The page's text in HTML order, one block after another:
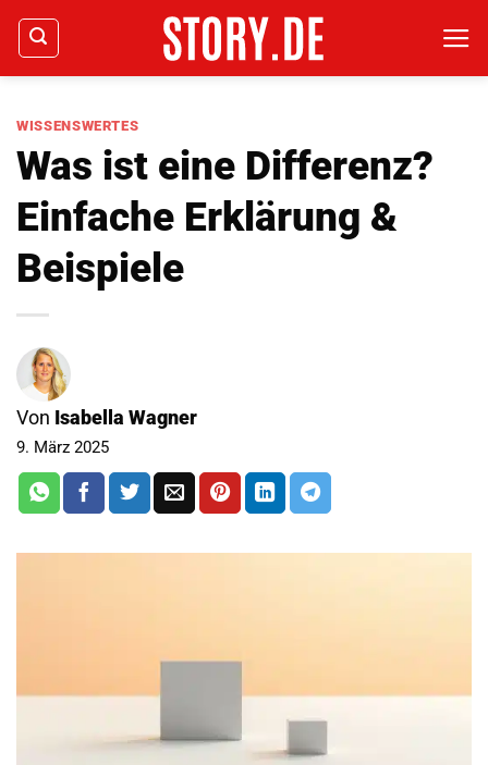
Zum
Inhalt
springen
WISSENSWERTES
Was ist eine Differenz?
Einfache Erklärung &
Beispiele
Von Isabella Wagner
9. März 2025